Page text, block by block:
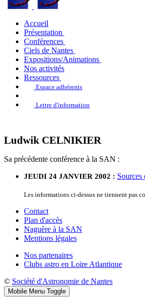
Accueil
Présentation
Conférences
Ciels de Nantes
Expositions/Animations
Nos activités
Ressources
Espace adhérents
Lettre d'information
Ludwik CELNIKIER
Sa précédente conférence à la SAN :
JEUDI 24 JANVIER 2002 : Sources
Les informations ci-dessus ne tiennent pas
Contact
Plan d'accès
Naguère à la SAN
Mentions légales
Nos partenaires
Clubs astro en Loire Atlantique
© Société d'Astronomie de Nantes
Mobile Menu Toggle